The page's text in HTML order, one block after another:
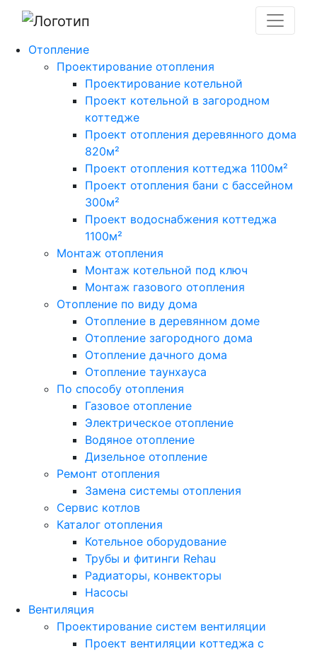
Отопление
Проектирование отопления
Проектирование котельной
Проект котельной в загородном
коттедже
Проект отопления деревянного дома
820м²
Проект отопления коттеджа 1100м²
Проект отопления бани с бассейном
300м²
Проект водоснабжения коттеджа
1100м²
Монтаж отопления
Монтаж котельной под ключ
Монтаж газового отопления
Отопление по виду дома
Отопление в деревянном доме
Отопление загородного дома
Отопление дачного дома
Отопление таунхауса
По способу отопления
Газовое отопление
Электрическое отопление
Водяное отопление
Дизельное отопление
Ремонт отопления
Замена системы отопления
Сервис котлов
Каталог отопления
Котельное оборудование
Трубы и фитинги Rehau
Радиаторы, конвекторы
Насосы
Вентиляция
Проектирование систем вентиляции
Проект вентиляции коттеджа с